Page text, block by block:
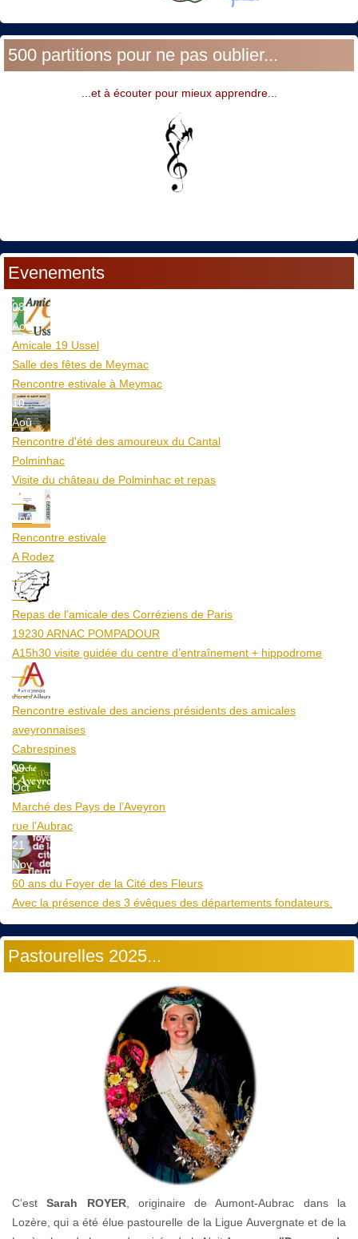
500 partitions pour ne pas oublier...
...et à écouter pour mieux apprendre...
Evenements
08
Aoû
Amicale 19 Ussel
Salle des fêtes de Meymac
Rencontre estivale à Meymac
10
Aoû
Rencontre d'été des amoureux du Cantal
Polminhac
Visite du château de Polminhac et repas
12
Aoû
Rencontre estivale
A Rodez
23
Aoû
Repas de l'amicale des Corréziens de Paris
19230 ARNAC POMPADOUR
A15h30 visite guidée du centre d’entraînement + hippodrome
25
Aoû
Rencontre estivale des anciens présidents des amicales
aveyronnaises
Cabrespines
09
Oct
Marché des Pays de l’Aveyron
rue l'Aubrac
21
Nov
60 ans du Foyer de la Cité des Fleurs
Avec la présence des 3 évêques des départements fondateurs.
Pastourelles 2025...
C’estSarah ROYER, originaire de Aumont-Aubrac dans la
Lozère, qui a été élue pastourelle de la Ligue Auvergnate et de la